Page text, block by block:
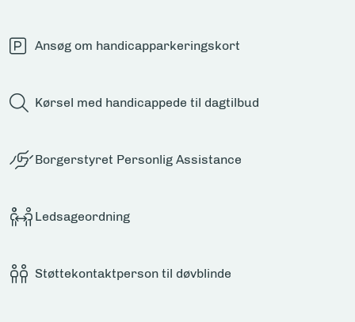
Ansøg om handicapparkeringskort
Kørsel med handicappede til dagtilbud
Borgerstyret Personlig Assistance
Ledsageordning
Støttekontaktperson til døvblinde